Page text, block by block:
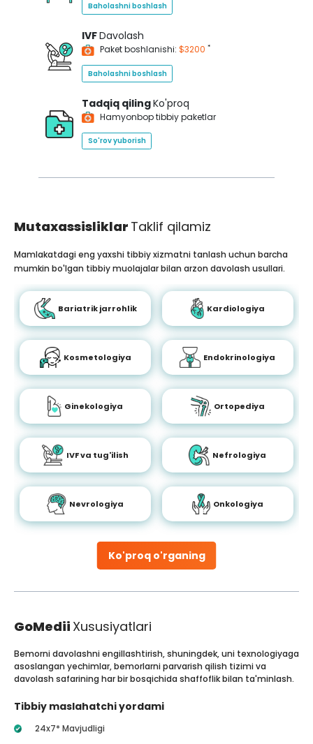
Baholashni boshlash
IVFDavolash
Paket boshlanishi: $3200 *
Baholashni boshlash
Tadqiq qilingKo'proq
Hamyonbop tibbiy paketlar
So'rov yuborish
Mutaxassisliklar Taklif qilamiz
Ko'proq o'rganing
Mamlakatdagi eng yaxshi tibbiy xizmatni tanlash uchun barcha
mumkin bo'lgan tibbiy muolajalar bilan arzon davolash usullari.
Bariatrik jarrohlik Kardiologiya
Kosmetologiya Endokrinologiya
Ginekologiya Ortopediya
IVF va tug'ilish Nefrologiya
Nevrologiya Onkologiya
GoMedii Xususiyatlari
Bemorni davolashni engillashtirish, shuningdek, uni texnologiyaga
asoslangan yechimlar, bemorlarni parvarish qilish tizimi va
davolash safarining har bir bosqichida shaffoflik bilan ta'minlash.
Tibbiy maslahatchi yordami
24x7* Mavjudligi